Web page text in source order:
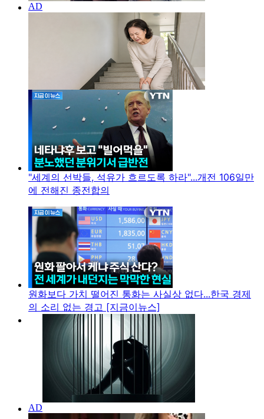
"세계의 선박들, 석유가 흐르도록 하라"...개전 106일만
에 전해진 종전합의
원화보다 가치 떨어진 통화는 사실상 없다...한국 경제
의 소리 없는 경고 [지금이뉴스]